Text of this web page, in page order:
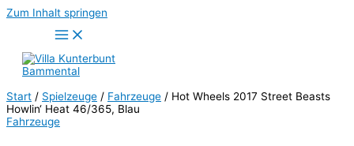
Zum Inhalt springen
Start / Spielzeuge / Fahrzeuge / Hot Wheels 2017 Street Beasts
Howlin‘ Heat 46/365, Blau
Fahrzeuge